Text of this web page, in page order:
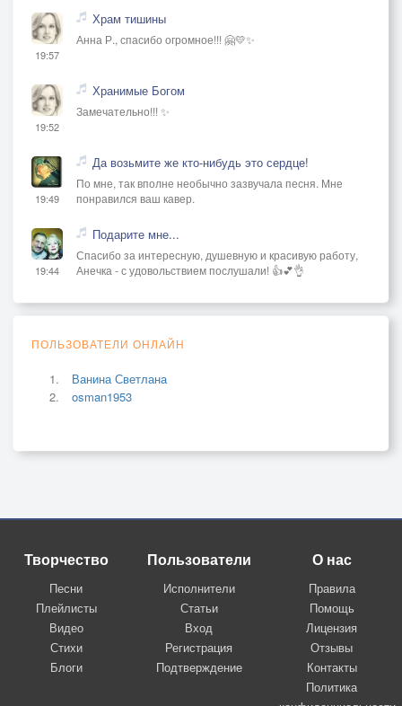
19:57
Храм тишины
Анна Р., спасибо огромное!!! 🤗💛✨
19:52
Хранимые Богом
Замечательно!!! ✨
19:49
Да возьмите же кто-нибудь это сердце!
По мне, так вполне необычно зазвучала песня. Мне
понравился ваш кавер.
19:44
Подарите мне...
Спасибо за интересную, душевную и красивую работу,
Анечка - с удовольствием послушали! 👍💕👌
ПОЛЬЗОВАТЕЛИ ОНЛАЙН
Ванина Светлана
osman1953
Творчество
Песни
Плейлисты
Видео
Стихи
Блоги
Пользователи
Исполнители
Статьи
Вход
Регистрация
Подтверждение
О нас
Правила
Помощь
Лицензия
Отзывы
Контакты
Политика